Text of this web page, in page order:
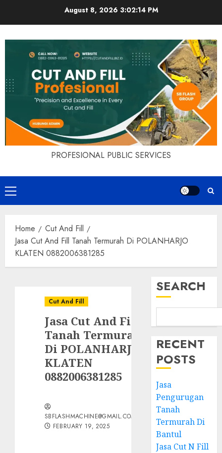
August 8, 2026 3:02:15 PM
PROFESIONAL PUBLIC SERVICES
Primary
Menu
Home
Cut And Fill
Jasa Cut And Fill Tanah Termurah Di POLANHARJO
KLATEN 0882006381285
Cut And Fill
Jasa Cut And Fill
Tanah Termurah
Di POLANHARJO
KLATEN
0882006381285
SBFLASHMACHINE@GMAIL.COM
FEBRUARY 19, 2025
SEARCH
RECENT
POSTS
Jasa
Pengurugan
Tanah
Termurah Di
Bantul
Jasa Cut N Fill